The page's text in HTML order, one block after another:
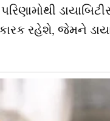
રહેશે, જેમને